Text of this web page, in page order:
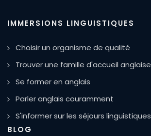
IMMERSIONS LINGUISTIQUES
Choisir un organisme de qualité
Trouver une famille d'accueil anglaise
Se former en anglais
Parler anglais couramment
S'informer sur les séjours linguistiques
BLOG